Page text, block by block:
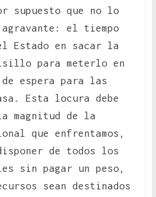
supuesto que no lo
el tiempo
Estado en sacar la
para meterlo en
espera para las
Esta locura debe
magnitud de la
que enfrentamos,
de todos los
sin pagar un peso,
sean destinados